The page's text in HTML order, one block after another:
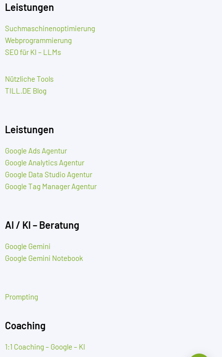
Leistungen
Suchmaschinenoptimierung
Webprogrammierung
SEO für KI – LLMs
Nützliche Tools
TILL.DE Blog
Leistungen
Google Ads Agentur
Google Analytics Agentur
Google Data Studio Agentur
Google Tag Manager Agentur
AI / KI – Beratung
Google Gemini
Google Gemini Notebook
Prompting
Coaching
1:1 Coaching – Google – KI